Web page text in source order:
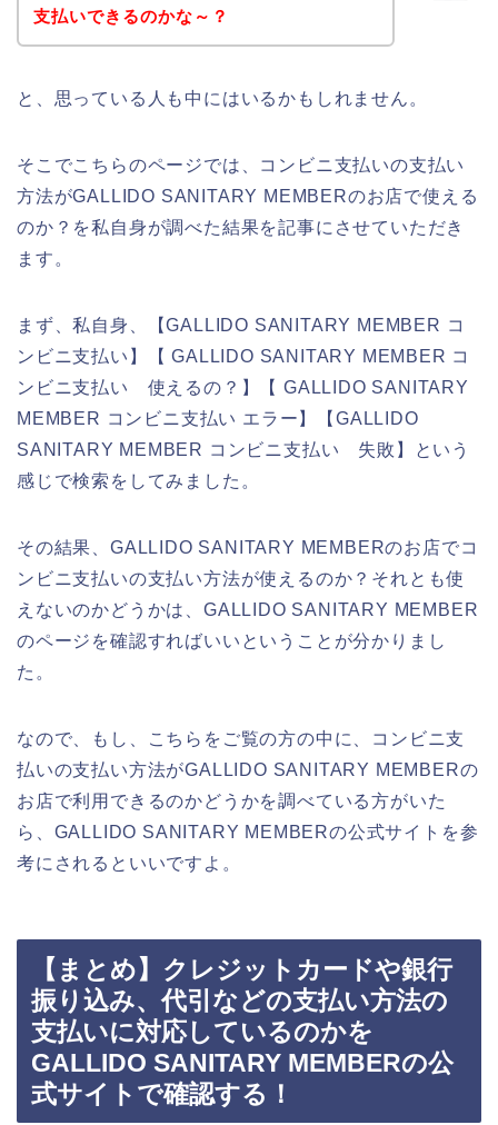
支払いできるのかな～？
と、思っている人も中にはいるかもしれません。
そこでこちらのページでは、コンビニ支払いの支払い
方法がGALLIDO SANITARY MEMBERのお店で使える
のか？を私自身が調べた結果を記事にさせていただき
ます。
まず、私自身、【GALLIDO SANITARY MEMBER コ
ンビニ支払い】【 GALLIDO SANITARY MEMBER コ
ンビニ支払い 使えるの？】【 GALLIDO SANITARY
MEMBER コンビニ支払い エラー】【GALLIDO
SANITARY MEMBER コンビニ支払い 失敗】という
感じで検索をしてみました。
その結果、GALLIDO SANITARY MEMBERのお店でコ
ンビニ支払いの支払い方法が使えるのか？それとも使
えないのかどうかは、GALLIDO SANITARY MEMBER
のページを確認すればいいということが分かりまし
た。
なので、もし、こちらをご覧の方の中に、コンビニ支
払いの支払い方法がGALLIDO SANITARY MEMBERの
お店で利用できるのかどうかを調べている方がいた
ら、GALLIDO SANITARY MEMBERの公式サイトを参
考にされるといいですよ。
【まとめ】クレジットカードや銀行
振り込み、代引などの支払い方法の
支払いに対応しているのかを
GALLIDO SANITARY MEMBERの公
式サイトで確認する！